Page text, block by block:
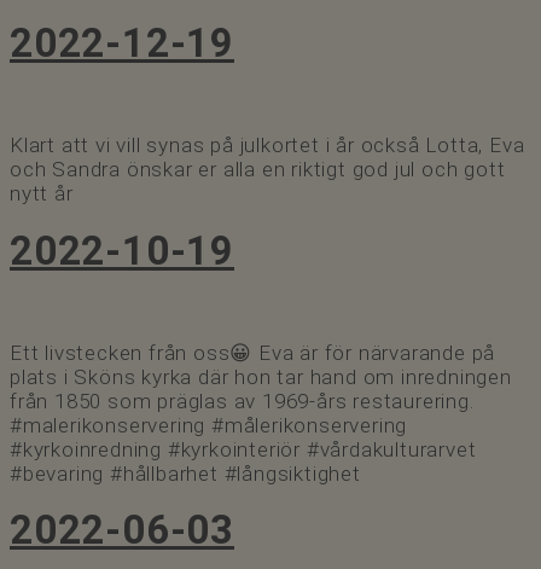
2022-12-19
Klart att vi vill synas på julkortet i år också Lotta, Eva
och Sandra önskar er alla en riktigt god jul och gott
nytt år
2022-10-19
Ett livstecken från oss😀 Eva är för närvarande på
plats i Sköns kyrka där hon tar hand om inredningen
från 1850 som präglas av 1969-års restaurering.
#malerikonservering #målerikonservering
#kyrkoinredning #kyrkointeriör #vårdakulturarvet
#bevaring #hållbarhet #långsiktighet
2022-06-03